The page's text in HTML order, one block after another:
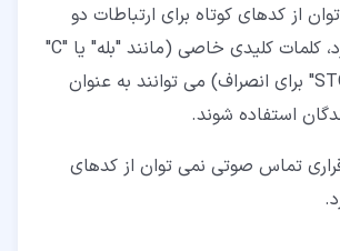
از کدهای کوتاه برای ارتباطات دو
طرفه استفاده کرد، کلمات کلیدی خاصی (مانند "بله" یا "C"
برای تایید و "STOP" برای انصراف) می توانند به عنوان
استفاده شوند.
تماس صوتی نمی توان از کدهای